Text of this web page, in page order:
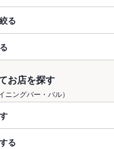
る
お店を探す
ニングバー・バル）
る